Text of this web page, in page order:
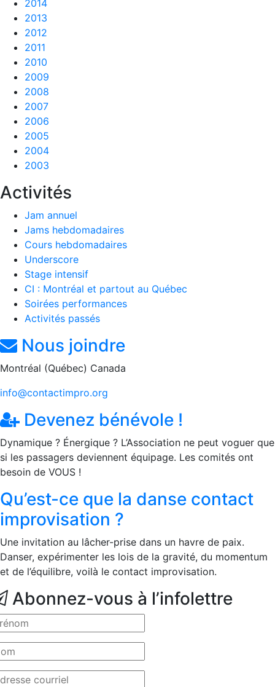
2014
2013
2012
2011
2010
2009
2008
2007
2006
2005
2004
2003
Activités
Jam annuel
Jams hebdomadaires
Cours hebdomadaires
Underscore
Stage intensif
CI : Montréal et partout au Québec
Soirées performances
Activités passés
Nous joindre
Montréal (Québec) Canada
info@contactimpro.org
Devenez bénévole !
Dynamique ? Énergique ? L’Association ne peut voguer que
si les passagers deviennent équipage. Les comités ont
besoin de VOUS !
Qu’est-ce que la danse contact
improvisation ?
Une invitation au lâcher-prise dans un havre de paix.
Danser, expérimenter les lois de la gravité, du momentum
et de l’équilibre, voilà le contact improvisation.
Abonnez-vous à l’infolettre